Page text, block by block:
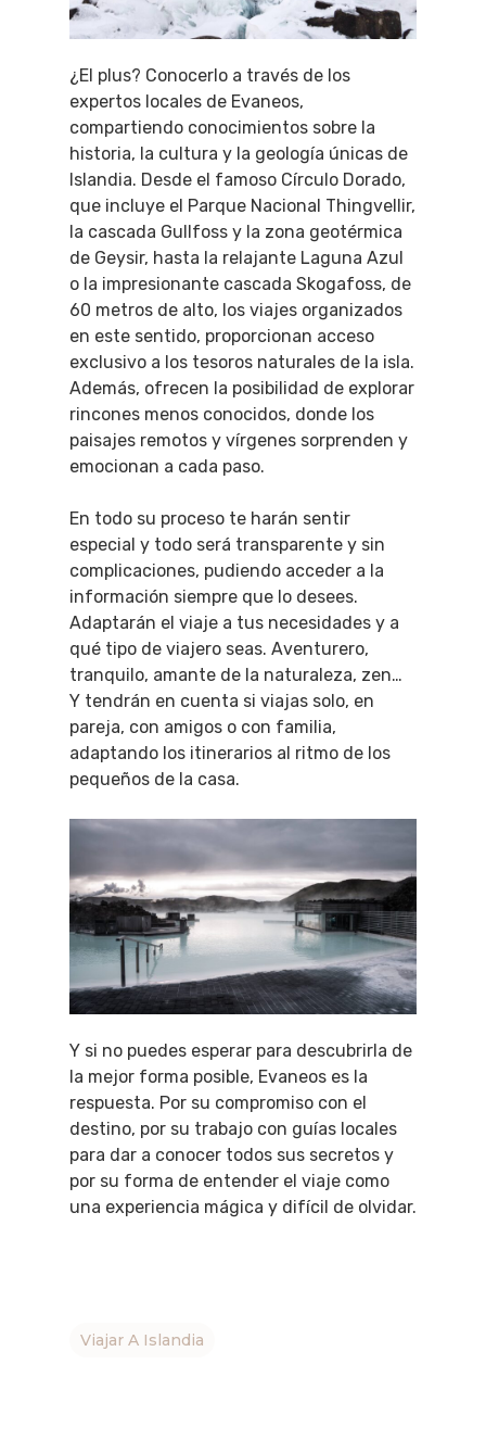
¿El plus? Conocerlo a través de los
expertos locales de Evaneos,
compartiendo conocimientos sobre la
historia, la cultura y la geología únicas de
Islandia. Desde el famoso Círculo Dorado,
que incluye el Parque Nacional Thingvellir,
la cascada Gullfoss y la zona geotérmica
de Geysir, hasta la relajante Laguna Azul
o la impresionante cascada Skogafoss, de
60 metros de alto, los viajes organizados
en este sentido, proporcionan acceso
exclusivo a los tesoros naturales de la isla.
Además, ofrecen la posibilidad de explorar
rincones menos conocidos, donde los
paisajes remotos y vírgenes sorprenden y
emocionan a cada paso.
En todo su proceso te harán sentir
especial y todo será transparente y sin
complicaciones, pudiendo acceder a la
información siempre que lo desees.
Adaptarán el viaje a tus necesidades y a
qué tipo de viajero seas. Aventurero,
tranquilo, amante de la naturaleza, zen…
Y tendrán en cuenta si viajas solo, en
pareja, con amigos o con familia,
adaptando los itinerarios al ritmo de los
pequeños de la casa.
Y si no puedes esperar para descubrirla de
la mejor forma posible, Evaneos es la
respuesta. Por su compromiso con el
destino, por su trabajo con guías locales
para dar a conocer todos sus secretos y
por su forma de entender el viaje como
una experiencia mágica y difícil de olvidar.
Viajar A Islandia